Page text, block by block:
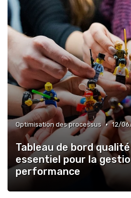
Optimisation des processus • 12/
Tableau de bord
essentiel pour la
performance